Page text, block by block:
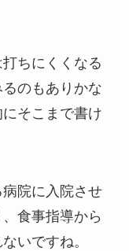
打ちにくくなる
のもありかな
そこまで書け
院に入院させ
食事指導から
いですね。